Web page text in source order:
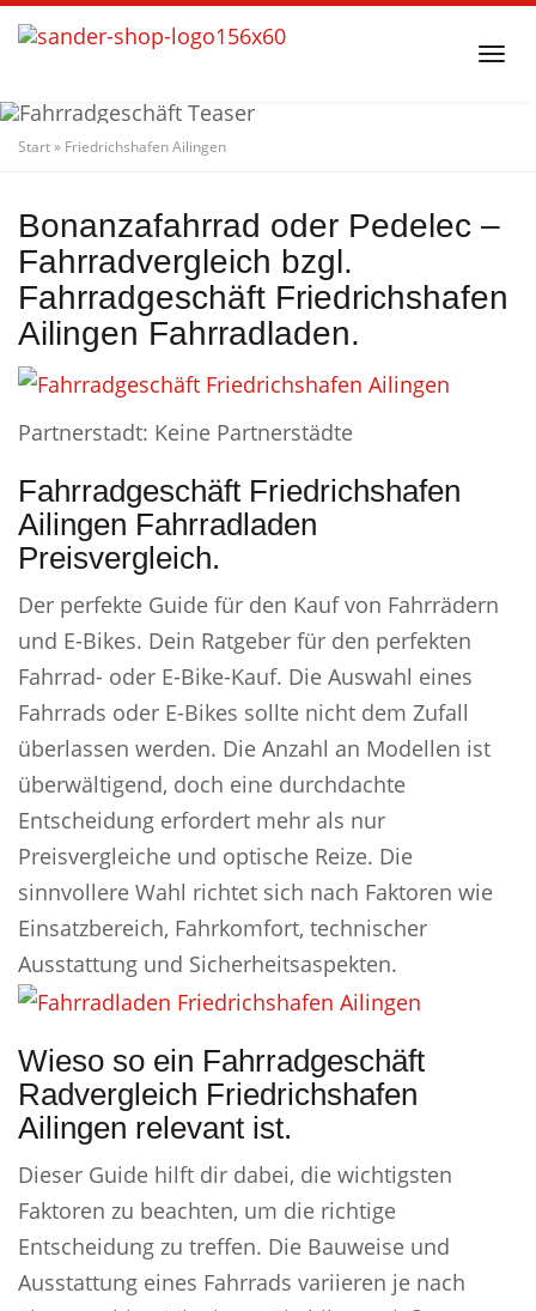
Skip
to
content
Start» Friedrichshafen Ailingen
Bonanzafahrrad oder Pedelec –
Fahrradvergleich bzgl.
Fahrradgeschäft Friedrichshafen
Ailingen Fahrradladen.
Partnerstadt: Keine Partnerstädte
Fahrradgeschäft Friedrichshafen
Ailingen Fahrradladen
Preisvergleich.
Der perfekte Guide für den Kauf von Fahrrädern
und E-Bikes. Dein Ratgeber für den perfekten
Fahrrad- oder E-Bike-Kauf. Die Auswahl eines
Fahrrads oder E-Bikes sollte nicht dem Zufall
überlassen werden. Die Anzahl an Modellen ist
überwältigend, doch eine durchdachte
Entscheidung erfordert mehr als nur
Preisvergleiche und optische Reize. Die
sinnvollere Wahl richtet sich nach Faktoren wie
Einsatzbereich, Fahrkomfort, technischer
Ausstattung und Sicherheitsaspekten.
Wieso so ein Fahrradgeschäft
Radvergleich Friedrichshafen
Ailingen relevant ist.
Dieser Guide hilft dir dabei, die wichtigsten
Faktoren zu beachten, um die richtige
Entscheidung zu treffen. Die Bauweise und
Ausstattung eines Fahrrads variieren je nach